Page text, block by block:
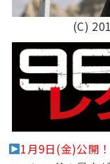
(C)
1月9日(金)公開！